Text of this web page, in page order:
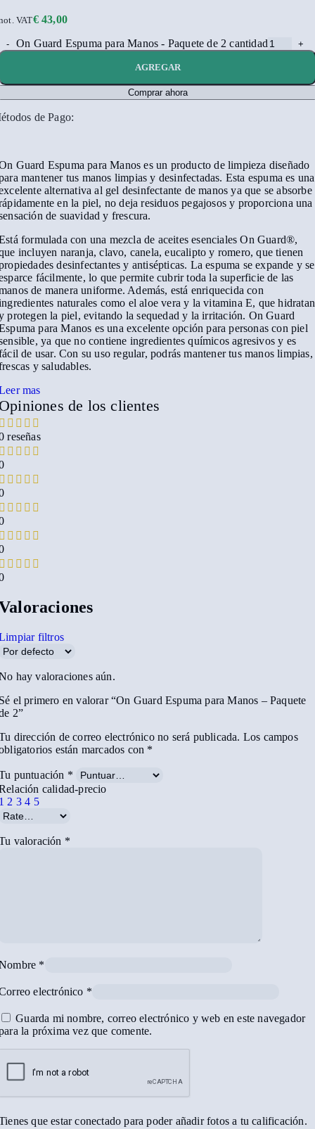
€43,00
VAT
On Guard Espuma para Manos - Paquete de 2 cantidad
AGREGAR
Comprar ahora
de Pago:
Guard Espuma para Manos es un producto de limpieza diseñado
mantener tus manos limpias y desinfectadas. Esta espuma es una
alternativa al gel desinfectante de manos ya que se absorbe
en la piel, no deja residuos pegajosos y proporciona una
de suavidad y frescura.
formulada con una mezcla de aceites esenciales On Guard®,
incluyen naranja, clavo, canela, eucalipto y romero, que tienen
desinfectantes y antisépticas. La espuma se expande y se
fácilmente, lo que permite cubrir toda la superficie de las
de manera uniforme. Además, está enriquecida con
naturales como el aloe vera y la vitamina E, que hidratan
protegen la piel, evitando la sequedad y la irritación. On Guard
para Manos es una excelente opción para personas con piel
ya que no contiene ingredientes químicos agresivos y es
de usar. Con su uso regular, podrás mantener tus manos limpias,
y saludables.
mas
de los clientes
reseñas
filtros
hay valoraciones aún.
el primero en valorar “On Guard Espuma para Manos – Paquete
2”
dirección de correo electrónico no será publicada. Los campos
están marcados con *
puntuación *
calidad-precio
2 3 4 5
valoración *
*
electrónico *
Guarda mi nombre, correo electrónico y web en este navegador
la próxima vez que comente.
que estar conectado para poder añadir fotos a tu calificación.